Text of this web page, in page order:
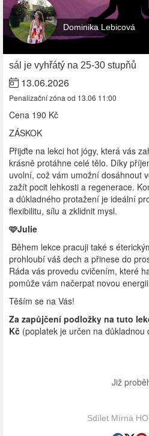
Dominika Lebicová
sál je vyhřátý na 25-30 stupňů
13.06.2026
Penalizační zóna od 13.06 11:00
Cena 190 Kč
ZÁSKOK
Přijďte na lekci hot jógy, která vás
krásně protáhne celé tělo. Díky
uvolní, což vám umožní dosáhnout
zažít pocit lehkosti a regenerace.
a důkladného protažení je ideální
flexibilitu, sílu a zklidnit mysl.
🩷Julie
Během lekce pracuji také s
prohloubí váš dech a přinese do
Ráda vás provedu cvičením, které
pomůže vám načerpat novou
Těším se na Vás!
Za zapůjčení podložky na tuto
Kč (poplatek je určen na důkladnou
Již
Sdílet Mírná